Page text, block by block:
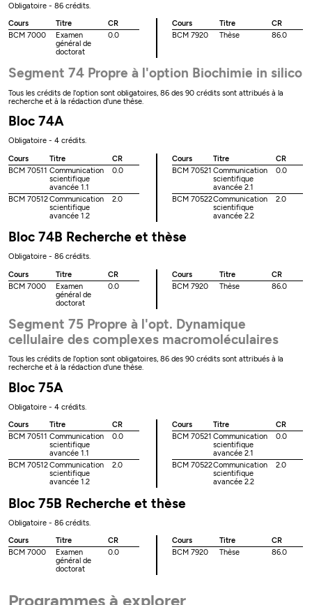
Obligatoire - 86 crédits.
Cours
Titre
CR
BCM 7000
Examen
général de
doctorat
0.0
Cours Titre
CR
BCM 7920
Thèse 86.0
Segment 74 Propre à l'option Biochimie in silico
Tous les crédits de l'option sont obligatoires, 86 des 90 crédits sont attribués à la
recherche et à la rédaction d'une thèse.
Bloc 74A
Obligatoire - 4 crédits.
Cours
Titre
CR
BCM 70511 Communication
scientifique
avancée 1.1
0.0
BCM 70512Communication
scientifique
avancée 1.2
2.0
Cours Titre
CR
BCM 70521 Communication
scientifique
avancée 2.1
0.0
BCM 70522Communication
scientifique
avancée 2.2
2.0
Bloc 74B Recherche et thèse
Obligatoire - 86 crédits.
Cours
Titre
CR
BCM 7000
Examen
général de
doctorat
0.0
Cours Titre
CR
BCM 7920
Thèse 86.0
Segment 75 Propre à l'opt. Dynamique
cellulaire des complexes macromoléculaires
Tous les crédits de l'option sont obligatoires, 86 des 90 crédits sont attribués à la
recherche et à la rédaction d'une thèse.
Bloc 75A
Obligatoire - 4 crédits.
Cours
Titre
CR
BCM 70511 Communication
scientifique
avancée 1.1
0.0
BCM 70512Communication
scientifique
avancée 1.2
2.0
Cours Titre
CR
BCM 70521 Communication
scientifique
avancée 2.1
0.0
BCM 70522Communication
scientifique
avancée 2.2
2.0
Bloc 75B Recherche et thèse
Obligatoire - 86 crédits.
Cours
Titre
CR
BCM 7000
Examen
général de
doctorat
0.0
Cours Titre
CR
BCM 7920
Thèse 86.0
Programmes à explorer